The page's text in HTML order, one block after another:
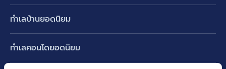
ทาวน์เฮ้าส์ ทาวน์โฮม
คอนโดมิเนียม
ทำเลบ้านยอดนิยม
ทำเลคอนโดยอดนิยม